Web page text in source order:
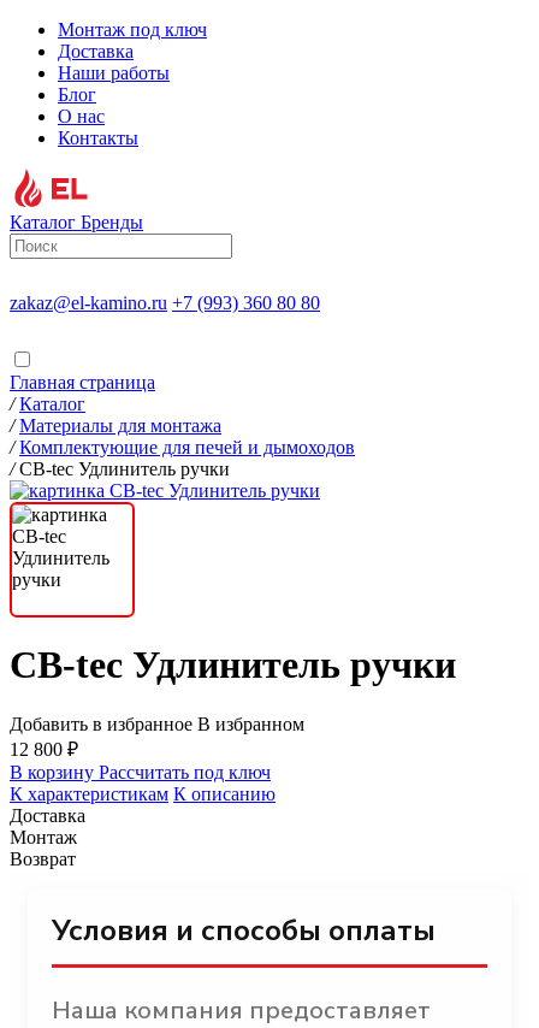
Монтаж под ключ
Доставка
Наши работы
Блог
О нас
Контакты
Каталог Бренды
zakaz@el-kamino.ru +7 (993) 360 80 80
Главная страница
/ Каталог
/ Материалы для монтажа
/ Комплектующие для печей и дымоходов
/ CB-tec Удлинитель ручки
CB-tec Удлинитель ручки
Добавить в избранное В избранном
12 800 ₽
В корзину Рассчитать под ключ
К характеристикам К описанию
Доставка
Монтаж
Возврат
Условия и способы оплаты
Наша компания предоставляет